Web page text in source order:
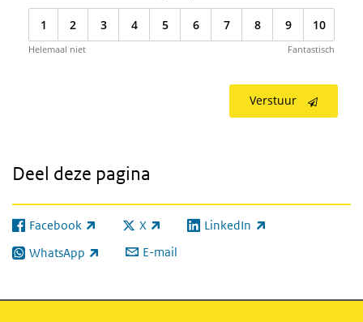
1 2 3 4 5 6 7 8 9 10
Helemaal niet Fantastisch
Verstuur
Deel deze pagina
Facebook
(externe link) X
(externe link) LinkedIn
(externe link)
WhatsApp
(externe link) E-mail